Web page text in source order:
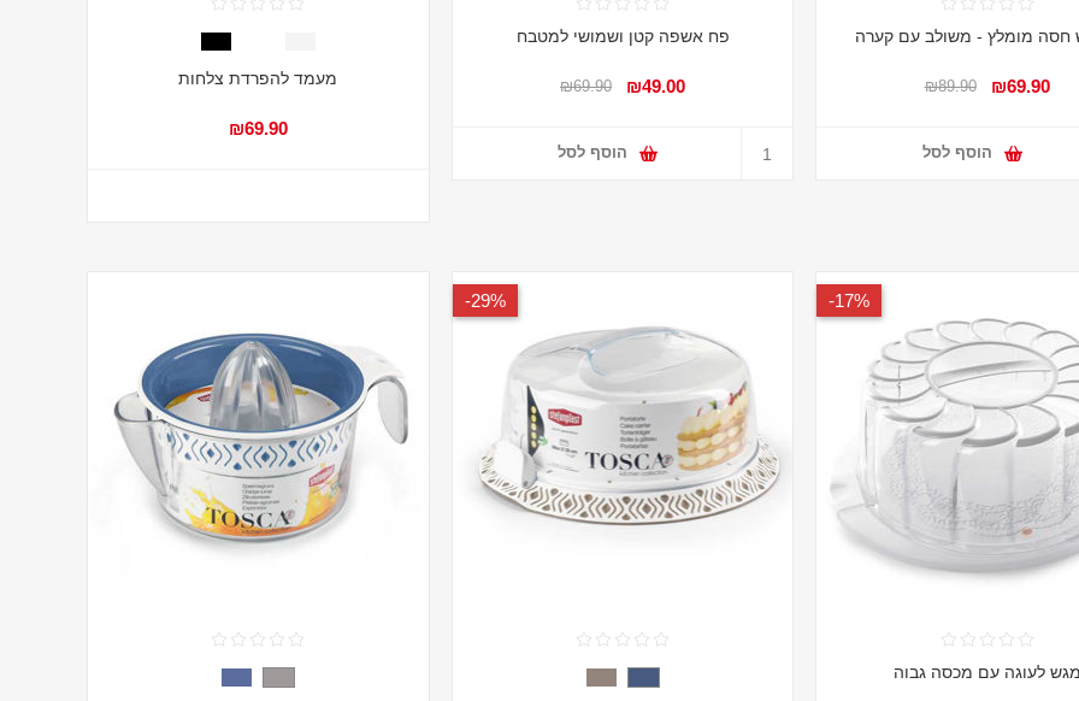
חסה מומלץ - משולב עם קערה
₪69.90
₪89.90
הוסף לסל
פח אשפה קטן ושמושי למטבח
₪49.00
₪69.90
הוסף לסל
מעמד להפרדת צלחות
₪69.90
17%-
לעוגה עם מכסה גבוה
29%-